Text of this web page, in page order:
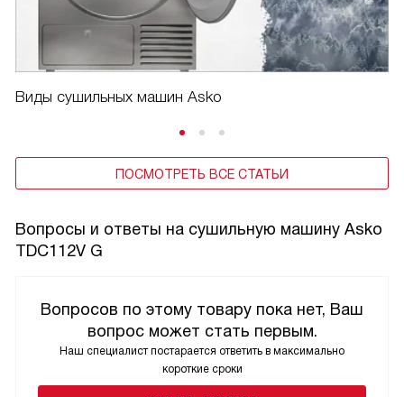
Виды сушильных машин Asko
ПОСМОТРЕТЬ ВСЕ СТАТЬИ
Вопросы и ответы на сушильную машину Asko
TDC112V G
Вопросов по этому товару пока нет, Ваш
вопрос может стать первым.
Наш специалист постарается ответить в максимально
короткие сроки